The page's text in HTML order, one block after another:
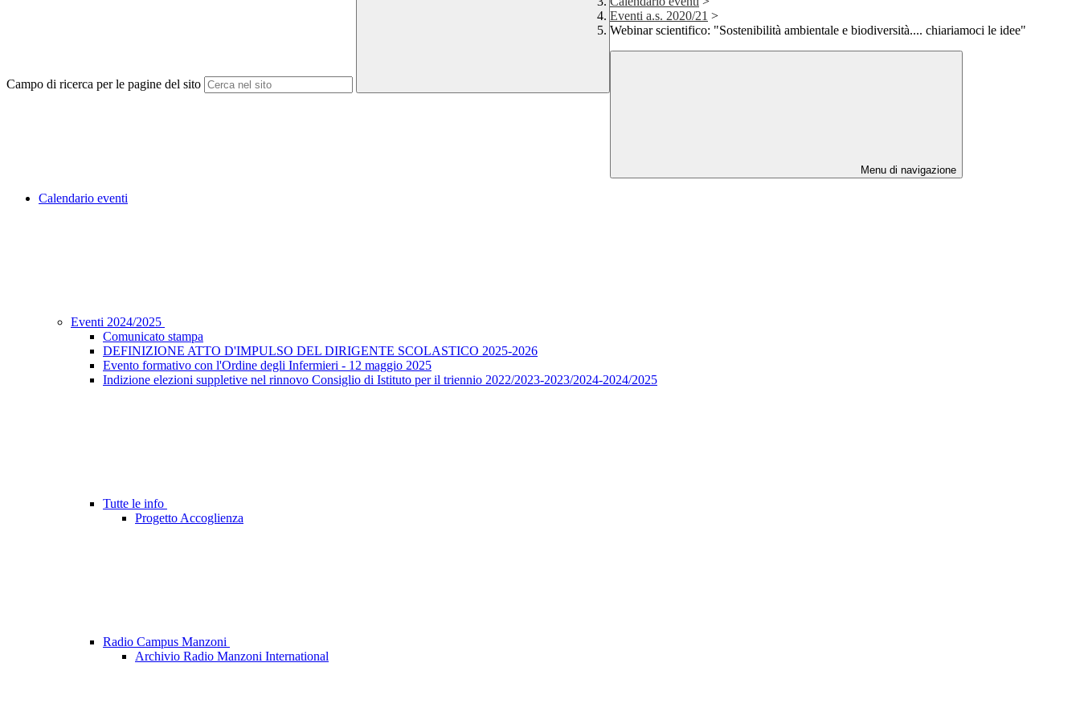
Campo di ricerca per le pagine del sito
Eventi a.s. 2020/21 >
Webinar scientifico: "Sostenibilità ambientale e biodiversità.... chiariamoci le idee"
Menu di navigazione
Calendario eventi
Eventi 2024/2025
Comunicato stampa
DEFINIZIONE ATTO D'IMPULSO DEL DIRIGENTE SCOLASTICO 2025-2026
Evento formativo con l'Ordine degli Infermieri - 12 maggio 2025
Indizione elezioni suppletive nel rinnovo Consiglio di Istituto per il triennio 2022/2023-2023/2024-2024/2025
Tutte le info
Progetto Accoglienza
Radio Campus Manzoni
Archivio Radio Manzoni International